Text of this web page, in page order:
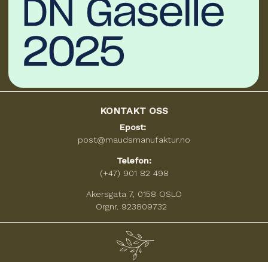
KONTAKT OSS
Epost:
post@maudsmanufaktur.no
Telefon:
(+47) 901 82 498
Akersgata 7, 0158 OSLO
Orgnr. 923809732